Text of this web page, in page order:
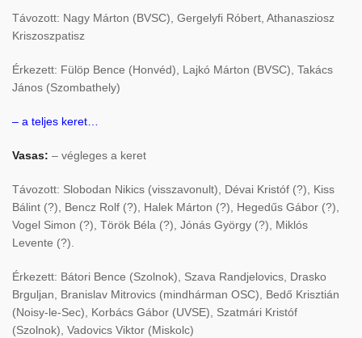
Távozott: Nagy Márton (BVSC), Gergelyfi Róbert, Athanasziosz
Kriszoszpatisz
Érkezett: Fülöp Bence (Honvéd), Lajkó Márton (BVSC), Takács
János (Szombathely)
– a teljes keret…
Vasas: – végleges a keret
Távozott: Slobodan Nikics (visszavonult), Dévai Kristóf (?), Kiss
Bálint (?), Bencz Rolf (?), Halek Márton (?), Hegedűs Gábor (?),
Vogel Simon (?), Török Béla (?), Jónás György (?), Miklós
Levente (?).
Érkezett: Bátori Bence (Szolnok), Szava Randjelovics, Drasko
Brguljan, Branislav Mitrovics (mindhárman OSC), Bedő Krisztián
(Noisy-le-Sec), Korbács Gábor (UVSE), Szatmári Kristóf
(Szolnok), Vadovics Viktor (Miskolc)